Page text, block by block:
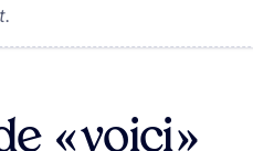
« voici »